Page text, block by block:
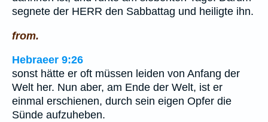
segnete der HERR den Sabbattag und heiligte ihn.
from.
Hebraeer 9:26
sonst hätte er oft müssen leiden von Anfang der
Welt her. Nun aber, am Ende der Welt, ist er
einmal erschienen, durch sein eigen Opfer die
Sünde aufzuheben.